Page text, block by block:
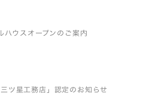
ウスオープンのご案内
ツ星工務店」認定のお知らせ